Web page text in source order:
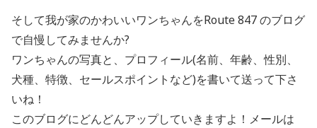
そして我が家のかわいいワンちゃんをRoute 847 のブログ
で自慢してみませんか?
ワンちゃんの写真と、プロフィール(名前、年齢、性別、
犬種、特徴、セールスポイントなど)を書いて送って下さ
いね！
このブログにどんどんアップしていきますよ！メールは